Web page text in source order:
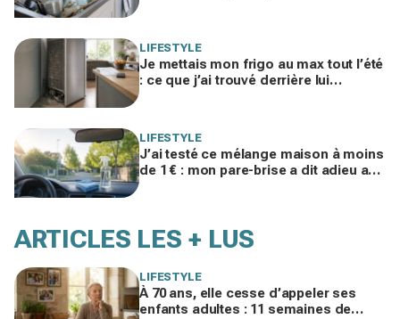
LIFESTYLE
Je mettais mon frigo au max tout l’été
: ce que j’ai trouvé derrière lui
LIFESTYLE
J’ai testé ce mélange maison à moins
de 1 € : mon pare-brise a dit adieu aux
ARTICLES LES + LUS
LIFESTYLE
À 70 ans, elle cesse d’appeler ses
enfants adultes : 11 semaines de